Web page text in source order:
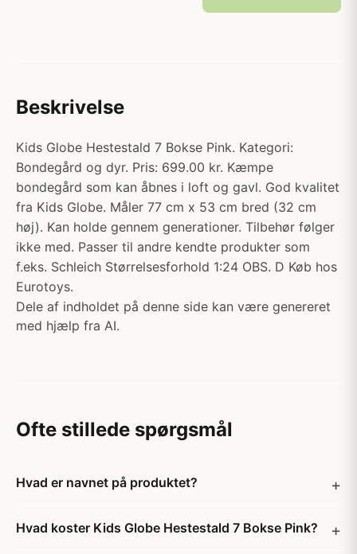
Beskrivelse
Kids Globe Hestestald 7 Bokse Pink. Kategori:
Bondegård og dyr. Pris: 699.00 kr. Kæmpe
bondegård som kan åbnes i loft og gavl. God kvalitet
fra Kids Globe. Måler 77 cm x 53 cm bred (32 cm
høj). Kan holde gennem generationer. Tilbehør følger
ikke med. Passer til andre kendte produkter som
f.eks. Schleich Størrelsesforhold 1:24 OBS. D Køb hos
Eurotoys.
Dele af indholdet på denne side kan være genereret
med hjælp fra AI.
Ofte stillede spørgsmål
Hvad er navnet på produktet?
Hvad koster Kids Globe Hestestald 7 Bokse Pink?